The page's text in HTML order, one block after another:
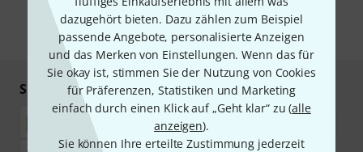
dazugehört bieten. Dazu zählen zum Beispiel
passende Angebote, personalisierte Anzeigen
und das Merken von Einstellungen. Wenn das für
Sie okay ist, stimmen Sie der Nutzung von Cookies
für Präferenzen, Statistiken und Marketing
einfach durch einen Klick auf „Geht klar“ zu (alle
anzeigen).
Sie können Ihre erteilte Zustimmung jederzeit
unserenDatenschutzhinweisen.
* Pflichtfeld
Sicher einkaufen & bezahlen